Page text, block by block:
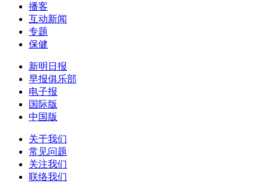
播客
互动新闻
专题
保健
新明日报
早报俱乐部
电子报
国际版
中国版
关于我们
常见问题
关注我们
联络我们